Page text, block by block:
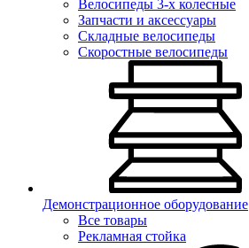
Велосипеды 3-х колесные
Запчасти и аксессуары
Складные велосипеды
Скоростные велосипеды
Демонстрационное оборудование
Все товары
Рекламная стойка